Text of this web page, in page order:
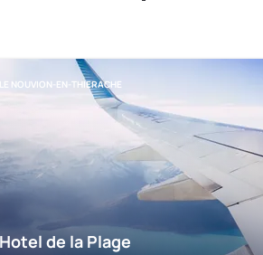
LE NOUVION-EN-THIERACHE
Hotel de la Plage